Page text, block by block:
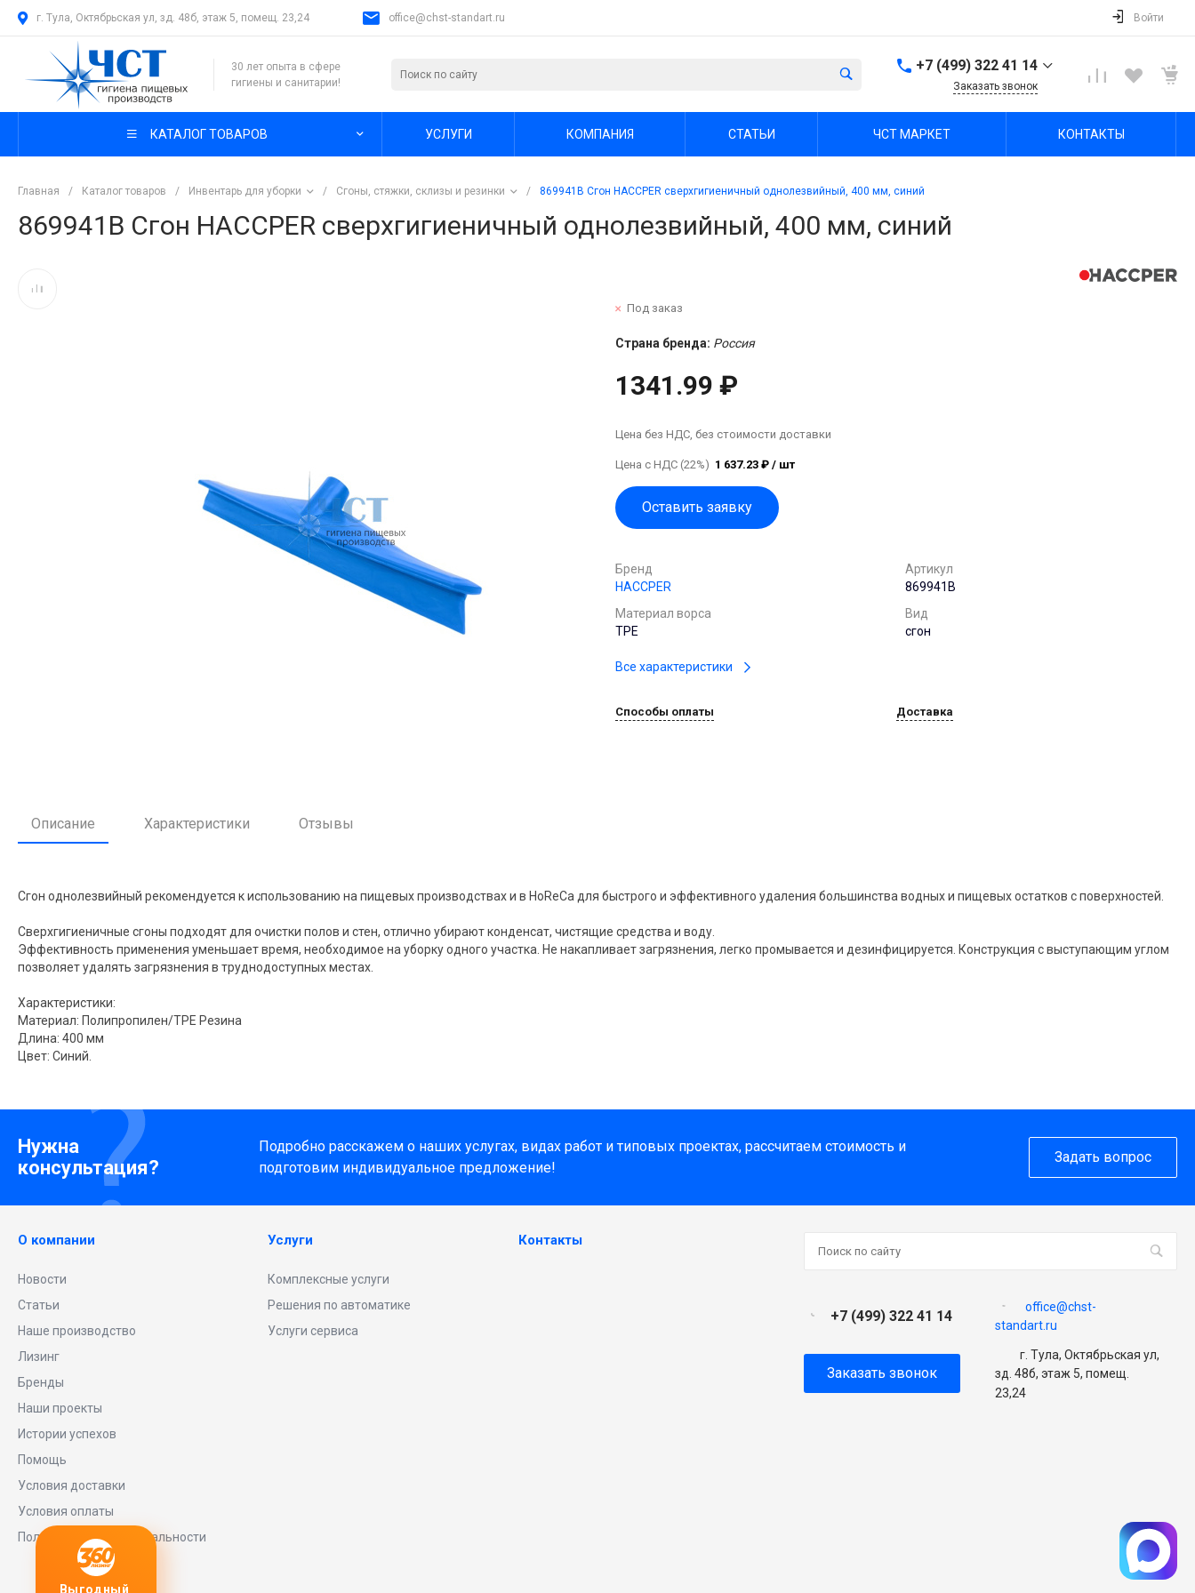
г. Тула, Октябрьская ул, зд. 48б, этаж 5, помещ. 23,24 office@chst-standart.ru Войти
30 лет опыта в сфере
гигиены и санитарии!
+7 (499) 322 41 14
г. Тула, Октябрьская ул,
Выходной
office@chst-standart.ru
office@chst-standart.ru
г. Краснодар, ул.
Красных Партизан, д.
Заказать звонок
КАТАЛОГ ТОВАРОВ УСЛУГИ КОМПАНИЯ СТАТЬИ ЧСТ МАРКЕТ КОНТАКТЫ
Главная / Каталог товаров / Инвентарь для уборки / Сгоны, стяжки, склизы и резинки / 869941B Сгон HACCPER сверхгигиеничный однолезвийный, 400 мм, синий
869941B Сгон HACCPER сверхгигиеничный однолезвийный, 400 мм, синий
Под заказ
Страна бренда: Россия
1341.99 ₽
Цена без НДС, без стоимости доставки
Цена с НДС (22%) 1 637.23 ₽ / шт
Оставить заявку
Бренд
HACCPER
Артикул
869941B
Материал ворса
TPE
Вид
сгон
Все характеристики
Способы оплаты Доставка
Описание Характеристики Отзывы
Сгон однолезвийный рекомендуется к использованию на пищевых производствах и в HoReCa для быстрого и эффективного удаления большинства водных и пищевых остатков с поверхностей.
Сверхгигиеничные сгоны подходят для очистки полов и стен, отлично убирают конденсат, чистящие средства и воду.
Эффективность применения уменьшает время, необходимое на уборку одного участка. Не накапливает загрязнения, легко промывается и дезинфицируется. Конструкция с выступающим углом
позволяет удалять загрязнения в труднодоступных местах.
Характеристики:
Материал: Полипропилен/TPE Резина
Длина: 400 мм
Цвет: Синий.
Нужна
консультация?
Подробно расскажем о наших услугах, видах работ и типовых проектах, рассчитаем стоимость и
подготовим индивидуальное предложение!
Задать вопрос
О компании
Новости
Статьи
Наше производство
Лизинг
Бренды
Наши проекты
Истории успехов
Помощь
Условия доставки
Условия оплаты
Политика конфиденциальности
Услуги
Комплексные услуги
Решения по автоматике
Услуги сервиса
Контакты
+7 (499) 322 41 14
office@chst-
standart.ru
Заказать звонок
г. Тула, Октябрьская ул,
зд. 48б, этаж 5, помещ.
23,24
Выгодный